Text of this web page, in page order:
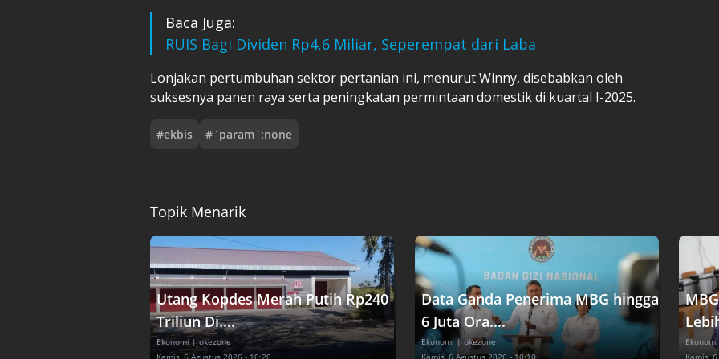
Baca Juga:
RUIS Bagi Dividen Rp4,6 Miliar, Seperempat dari Laba
Lonjakan pertumbuhan sektor pertanian ini, menurut Winny, disebabkan oleh
suksesnya panen raya serta peningkatan permintaan domestik di kuartal I-2025.
#ekbis #`param`:none
Topik Menarik
Utang Kopdes Merah Putih Rp240
Triliun Di....
Ekonomi | okezone
Kamis, 6 Agustus 2026 - 10:20
Data Ganda Penerima MBG hingga
6 Juta Ora....
Ekonomi | okezone
Kamis, 6 Agustus 2026 - 10:10
Ekonomi
Kamis,